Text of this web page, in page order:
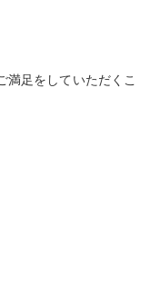
満足をしていただくこ